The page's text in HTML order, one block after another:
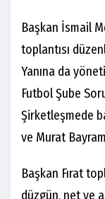
Başkan İsmail
toplantısı
Yanına da
Futbol Şube
Şirketleşmede
ve Murat
Başkan Fırat
düzgün, net ve